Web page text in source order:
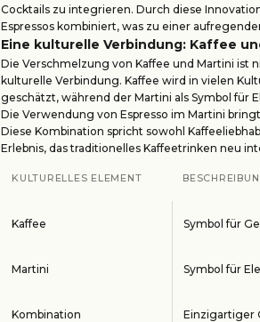
Cocktails zu integrieren. Durch diese
Espressos kombiniert, was zu einer
Eine kulturelle Verbindung: Kaffee
Die Verschmelzung von Kaffee und Martini ist
kulturelle Verbindung. Kaffee wird in vielen
geschätzt, während der Martini als Symbol für
Die Verwendung von Espresso im Martini
Diese Kombination spricht sowohl
Erlebnis, das traditionelles Kaffeetrinken neu
KULTURELLES ELEMENT
Kaffee Symbol für
Martini Symbol für
Kombination Einzigartiger